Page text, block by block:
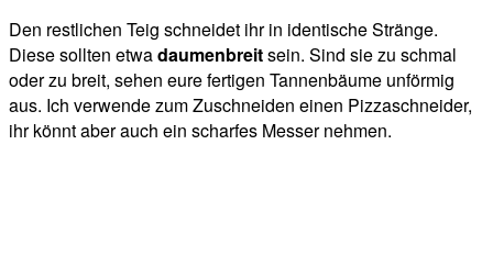
Den restlichen Teig schneidet ihr in identische Stränge.
Diese sollten etwadaumenbreitsein. Sind sie zu schmal
oder zu breit, sehen eure fertigen Tannenbäume unförmig
aus. Ich verwende zum Zuschneiden einen Pizzaschneider,
ihr könnt aber auch ein scharfes Messer nehmen.